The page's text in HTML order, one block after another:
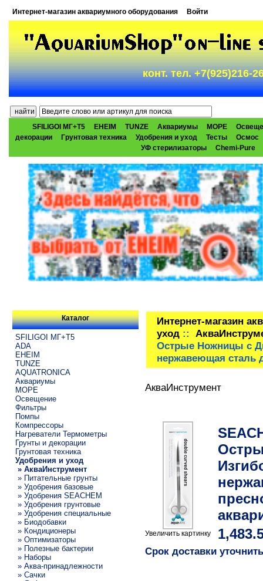
Интернет-магазин аквариумного оборудования Войти
конт. тел. +7(925)216-
SFILIGOI МГ+Т5 EHEIM TUNZE Аквариумы МОРЕ
декорации
Грунтовая техника Удобрения и уход Тесты
Осмос
УФ стерилизаторы
Chemi-Pure
Каталог
SFILIGOI МГ+Т5
ADA
EHEIM
TUNZE
AQUATRONICA
Аквариумы
МОРЕ
Освещение
Фильтры
Помпы
Компрессоры
Нагреватели Термометры
Грунты и декорации
Грунтовая техника
Удобрения и уход
» АкваИнструмент
» Питательные грунты
» Удобрения базовые
» Удобрения SEACHEM
» Удобрения грунтовые
» Удобрения специальные
» Биодобавки
» Кондиционеры
» Оптимизаторы
» Полезные бактерии
» Наборы
» Аква-принадлежности
» Сачки
Интернет-магазин
уход::
Острые Ножницы с
нержавеющая сталь
АкваИнструмент
Увеличить картинку
Срок доставки уточнить